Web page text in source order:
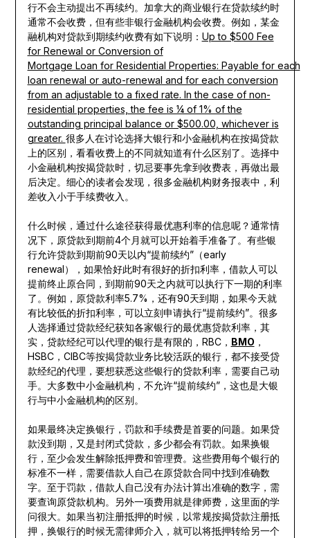
行不会主动提出不再续约。加拿大的商业银行在贷款续约时
通常不会收费，但有些非银行金融机构会收费。例如，某金
融机构对贷款到期续约收费有如下说明： Up to $500 Fee
for Renewal or Conversion of
Mortgage Loan for Residential Properties: Payable for each
loan renewal or auto-renewal and for each conversion
from an adjustable to a fixed rate. In the case of non-
residential properties, the fee is ¼ of 1% of the
outstanding principal balance or $500.00, whichever is
greater. 很多人在讨论选择大银行和小金融机构在按揭贷款
上的区别，看看收费上的不同就知道有什么区别了。选择中
小金融机构按揭贷款时，切忌要事先拿到收费表，再做出最
后决定。细心的读者会发现，很多金融机构财务报表中，利
差收入小于手续费收入。
什么时候，通过什么途径获得最优惠利率的信息呢？通常情
况下，原贷款到期前4个月就可以开始着手准备了。有些银
行允许贷款到期前90天以内“提前续约”（early
renewal），如果恰好此时有很好的折扣利率，借款人可以
提前终止原合同，到期前90天之内就可以执行下一期的利率
了。例如，原贷款利率5.7%，还有90天到期，如果今天就
有比较低的折扣利率，可以立刻申请执行“提前续约”。很多
人选择通过贷款经纪获知各家银行的最优惠贷款利率，其
实，贷款经纪可以代理的银行是有限的，RBC， BMO ，
HSBC，CIBC等按揭贷款业务比较活跃的银行，都不接受贷
款经纪的代理，要想获悉这些银行的贷款利率，需要自己动
手。大多数中小金融机构，不允许“提前续约”，这也是大银
行与中小金融机构的区别。
如果最终决定换银行，罚款和手续费是首要的问题。如果贷
款没到期，又是封闭式贷款，多少都会有罚款。如果换银
行，至少会发生解除抵押费和管理费。这些费用每个银行的
标准不一样，需要借款人自己在原贷款合同中找到准确数
字。至于罚款，借款人自己没有办法计算出准确的数字，需
要查询原贷款机构。另外一项费用就是律师费，这里面的学
问很大。如果当初注册抵押的时候，以常规按揭贷款注册抵
押，换银行的时候无需律师介入，就可以将抵押转给另一个